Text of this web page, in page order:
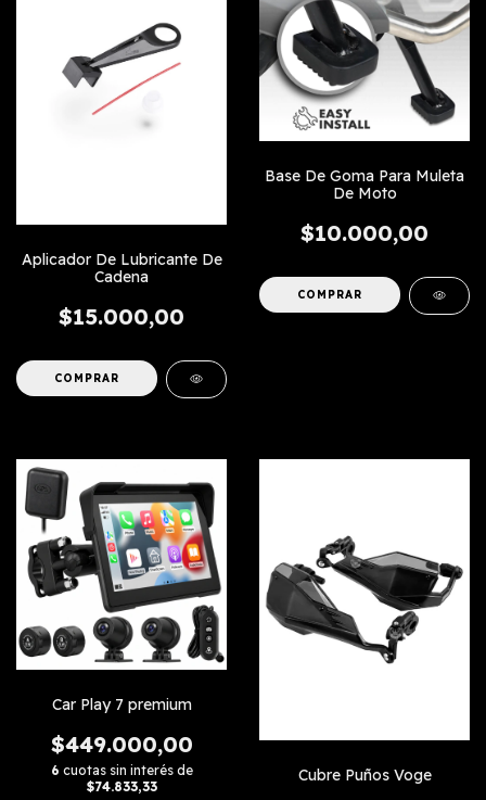
Aplicador De Lubricante De
Cadena
$15.000,00
Base De Goma Para Muleta
De Moto
$10.000,00
Car Play 7 premium
$449.000,00
6 cuotas sin interés de
$74.833,33
Cubre Puños Voge